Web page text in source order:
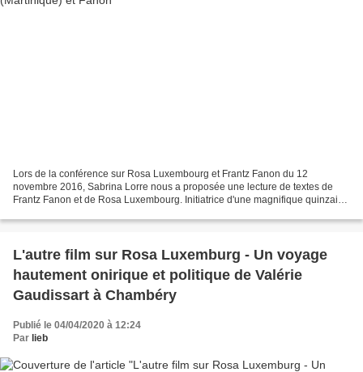
Lors de la conférence sur Rosa Luxembourg et Frantz Fanon du 12
novembre 2016, Sabrina Lorre nous a proposée une lecture de textes de
Frantz Fanon et de Rosa Luxembourg. Initiatrice d'une magnifique quinzaine
L'autre film sur Rosa Luxemburg - Un voyage
hautement onirique et politique de Valérie
Gaudissart à Chambéry
Publié le 04/04/2020 à 12:24
Par lieb